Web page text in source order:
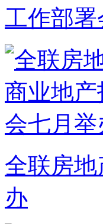
工作部署
全联房
办